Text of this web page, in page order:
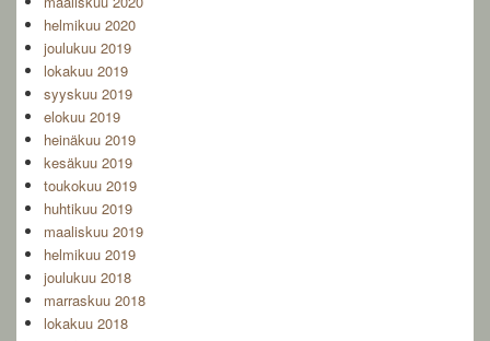
helmikuu 2020
joulukuu 2019
lokakuu 2019
syyskuu 2019
elokuu 2019
heinäkuu 2019
kesäkuu 2019
toukokuu 2019
huhtikuu 2019
maaliskuu 2019
helmikuu 2019
joulukuu 2018
marraskuu 2018
lokakuu 2018